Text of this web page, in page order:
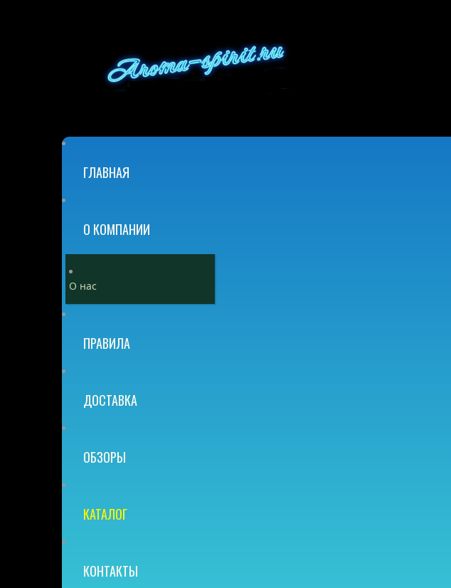
ГЛАВНАЯ
О КОМПАНИИ
О нас
ПРАВИЛА
ДОСТАВКА
ОБЗОРЫ
КАТАЛОГ
КОНТАКТЫ